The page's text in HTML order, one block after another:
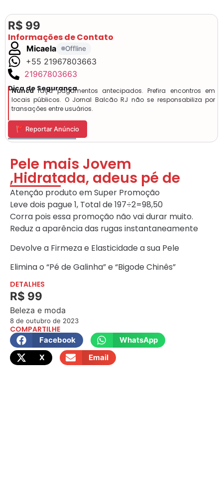
R$ 99
Informações de Contato
Micaela Offline
+55 21967803663
21967803663
Dica de Segurança
Nuncafaça pagamentos antecipados. Prefira encontros em
locais públicos. O Jornal Balcão RJ não se responsabiliza por
transações entre usuários.
🚩 Reportar Anúncio
Pele mais Jovem
,Hidratada, adeus pé de
Atenção produto em Super Promoção
Leve dois pague 1, Total de 197÷2=98,50
Corra pois essa promoção não vai durar muito.
Reduz a aparência das rugas instantaneamente
Devolve a Firmeza e Elasticidade a sua Pele
Elimina o “Pé de Galinha” e “Bigode Chinês”
DETALHES
R$ 99
Beleza e moda
8 de outubro de 2023
COMPARTILHE
Facebook
WhatsApp
X
Email